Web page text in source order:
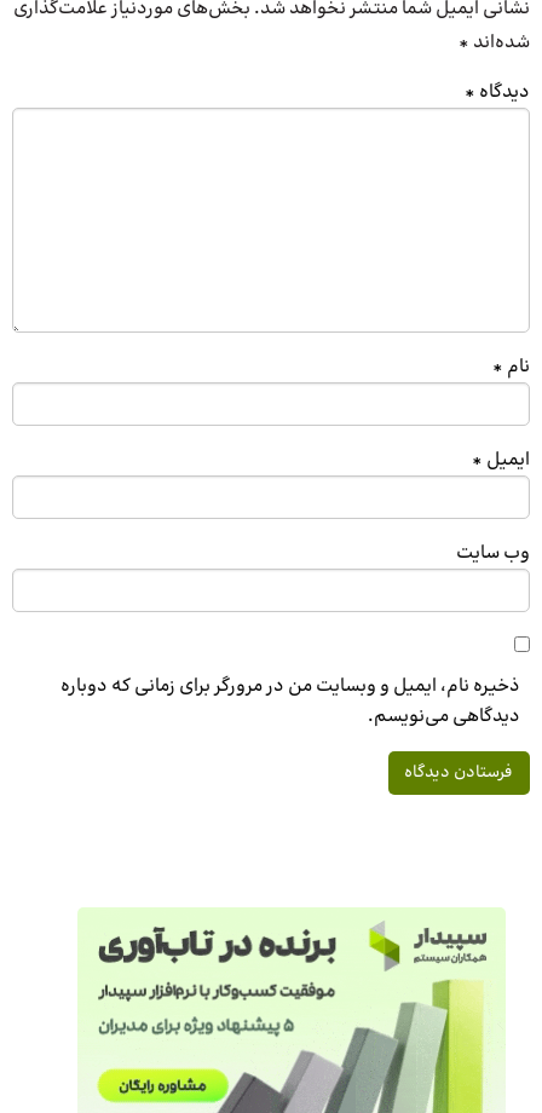
نشانی ایمیل شما منتشر نخواهد شد. بخش‌های موردنیاز علامت‌گذاری
شده‌اند *
دیدگاه *
نام *
ایمیل *
وب‌ سایت
ذخیره نام، ایمیل و وبسایت من در مرورگر برای زمانی که دوباره
دیدگاهی می‌نویسم.